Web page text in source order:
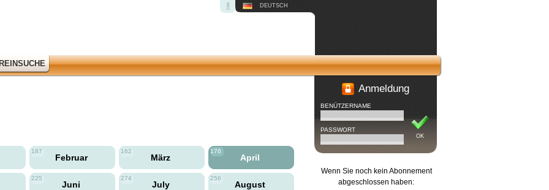
DEUTSCH
187
Februar
162
März
176
April
225
Juni
274
July
256
August
Anmeldung
OK
BENÜTZERNAME
PASSWORT
Wenn Sie noch kein Abonnement
abgeschlossen haben: